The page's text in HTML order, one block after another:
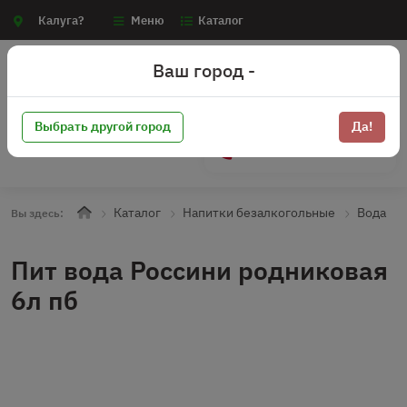
Калуга? Меню Каталог
Вы здесь: Каталог Напитки безалкогольные Вода
Пит вода Россини родниковая
6л пб
Ваш город -
Выбрать другой город Да!